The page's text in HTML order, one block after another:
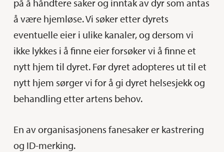
på å håndtere saker og inntak av dyr som antas
å være hjemløse. Vi søker etter dyrets
eventuelle eier i ulike kanaler, og dersom vi
ikke lykkes i å finne eier forsøker vi å finne et
nytt hjem til dyret. Før dyret adopteres ut til et
nytt hjem sørger vi for å gi dyret helsesjekk og
behandling etter artens behov.
En av organisasjonens fanesaker er kastrering
og ID-merking.